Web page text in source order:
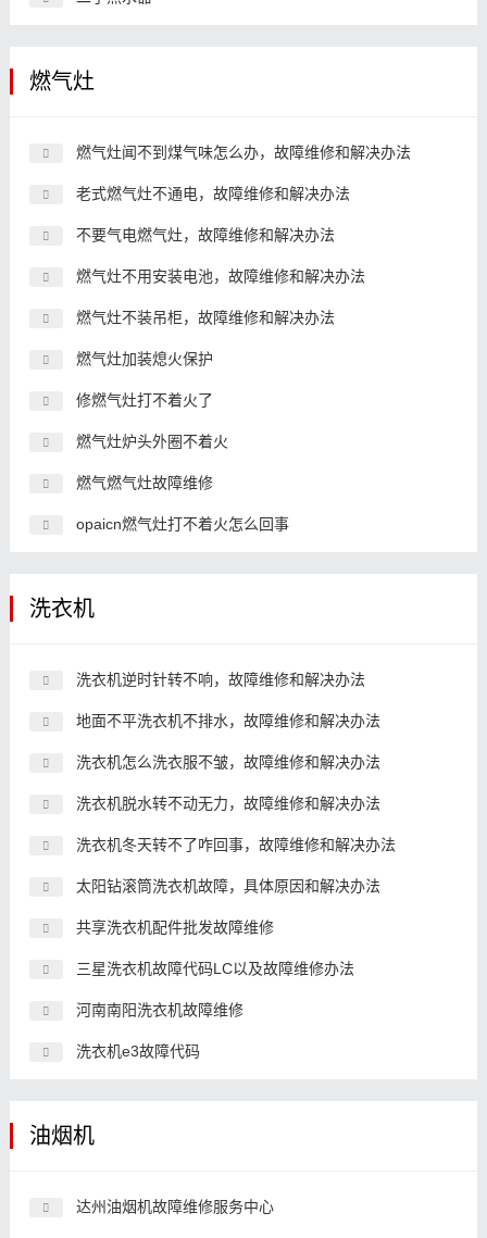
燃气灶
燃气灶闻不到煤气味怎么办，故障维修和解决办法
老式燃气灶不通电，故障维修和解决办法
不要气电燃气灶，故障维修和解决办法
燃气灶不用安装电池，故障维修和解决办法
燃气灶不装吊柜，故障维修和解决办法
燃气灶加装熄火保护
修燃气灶打不着火了
燃气灶炉头外圈不着火
燃气燃气灶故障维修
opaicn燃气灶打不着火怎么回事
洗衣机
洗衣机逆时针转不响，故障维修和解决办法
地面不平洗衣机不排水，故障维修和解决办法
洗衣机怎么洗衣服不皱，故障维修和解决办法
洗衣机脱水转不动无力，故障维修和解决办法
洗衣机冬天转不了咋回事，故障维修和解决办法
太阳钻滚筒洗衣机故障，具体原因和解决办法
共享洗衣机配件批发故障维修
三星洗衣机故障代码LC以及故障维修办法
河南南阳洗衣机故障维修
洗衣机e3故障代码
油烟机
达州油烟机故障维修服务中心